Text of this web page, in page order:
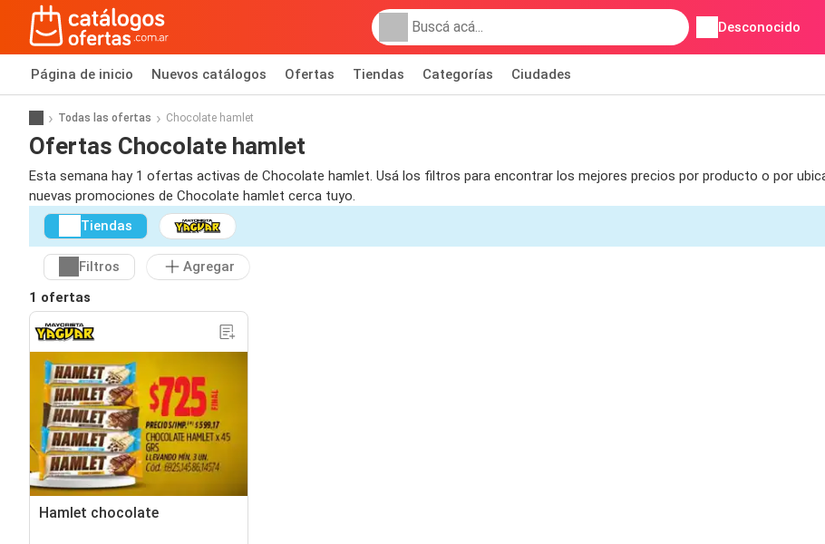
Desconocido
Página de inicio Nuevos catálogos Ofertas Tiendas Categorías Ciudades
Todas las ofertas Chocolate hamlet
Ofertas Chocolate hamlet
Esta semana hay 1 ofertas activas de Chocolate hamlet. Usá los filtros para encontrar los mejores precios por producto o por
nuevas promociones de Chocolate hamlet cerca tuyo.
Tiendas
Filtros
Agregar
1 ofertas
Hamlet chocolate